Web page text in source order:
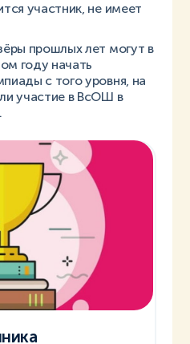
участник, не имеет
прошлых лет могут в
году начать
с того уровня, на
участие в ВсОШ в